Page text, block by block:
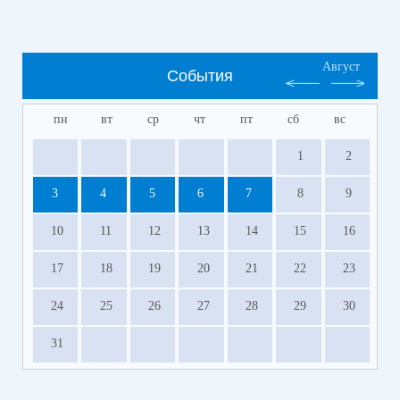
События
Август
пн вт ср чт пт сб вс
1 2
3 4 5 6 7 8 9
10 11 12 13 14 15 16
17 18 19 20 21 22 23
24 25 26 27 28 29 30
31